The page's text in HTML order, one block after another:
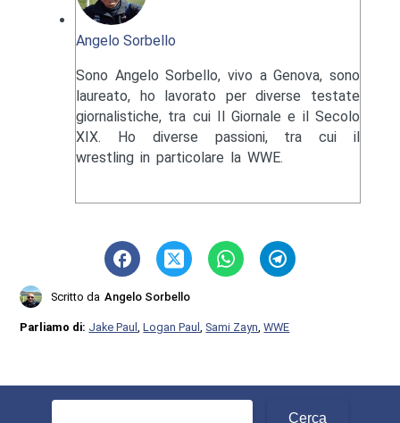
Angelo Sorbello
Sono Angelo Sorbello, vivo a Genova, sono
laureato, ho lavorato per diverse testate
giornalistiche, tra cui Il Giornale e il Secolo
XIX. Ho diverse passioni, tra cui il
wrestling in particolare la WWE.
Scritto da Angelo Sorbello
Parliamo di: Jake Paul ,Logan Paul ,Sami Zayn ,WWE